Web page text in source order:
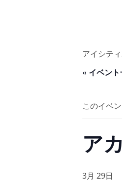
アイシテ
« イベン
このイベ
ア
3月 29日